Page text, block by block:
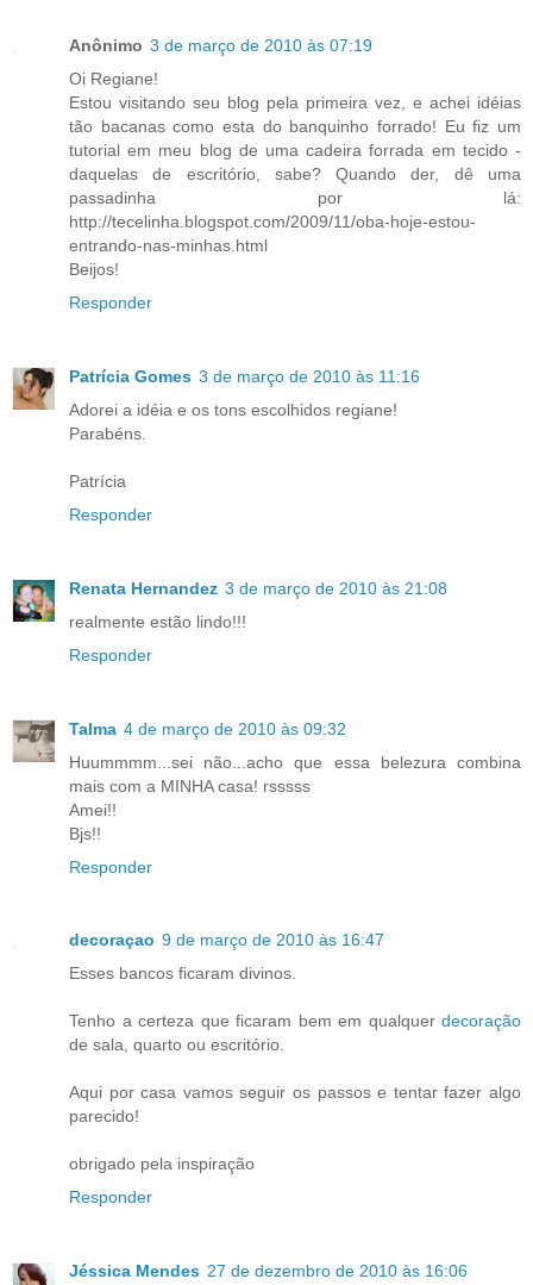
Anônimo 3 de março de 2010 às 07:19
Oi Regiane!
Estou visitando seu blog pela primeira vez, e achei idéias
tão bacanas como esta do banquinho forrado! Eu fiz um
tutorial em meu blog de uma cadeira forrada em tecido -
daquelas de escritório, sabe? Quando der, dê uma
passadinha por lá:
http://tecelinha.blogspot.com/2009/11/oba-hoje-estou-
entrando-nas-minhas.html
Beijos!
Responder
Patrícia Gomes 3 de março de 2010 às 11:16
Adorei a idéia e os tons escolhidos regiane!
Parabéns.
Patrícia
Responder
Renata Hernandez 3 de março de 2010 às 21:08
realmente estão lindo!!!
Responder
Talma 4 de março de 2010 às 09:32
Huummmm...sei não...acho que essa belezura combina
mais com a MINHA casa! rsssss
Amei!!
Bjs!!
Responder
decoraçao 9 de março de 2010 às 16:47
Esses bancos ficaram divinos.
Tenho a certeza que ficaram bem em qualquer decoração
de sala, quarto ou escritório.
Aqui por casa vamos seguir os passos e tentar fazer algo
parecido!
obrigado pela inspiração
Responder
Jéssica Mendes 27 de dezembro de 2010 às 16:06